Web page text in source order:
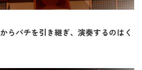
からバチを引き継ぎ、演奏するのはく